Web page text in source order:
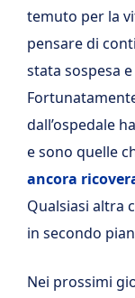
temuto per la
pensare di
stata sospesa
dall’ospedale
e sono quelle
ancora
Qualsiasi altra
in secondo
Nei prossimi